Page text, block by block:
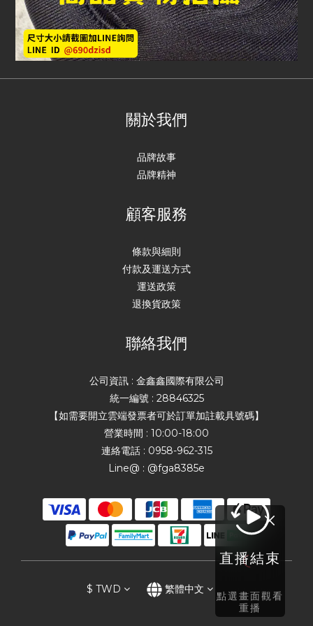
關於我們
品牌故事
品牌精神
顧客服務
條款與細則
付款及運送方式
運送政策
退換貨政策
聯絡我們
公司資訊 : 金鑫鑫國際有限公司
統一編號 : 28846325
【如需要開立雲端發票者可於訂單加註載具號碼】
營業時間 : 10:00-18:00
連絡電話 : 0958-962-315
Line@ : @fga8385e
$ TWD 繁體中文
直播結束
點選畫面觀看
重播